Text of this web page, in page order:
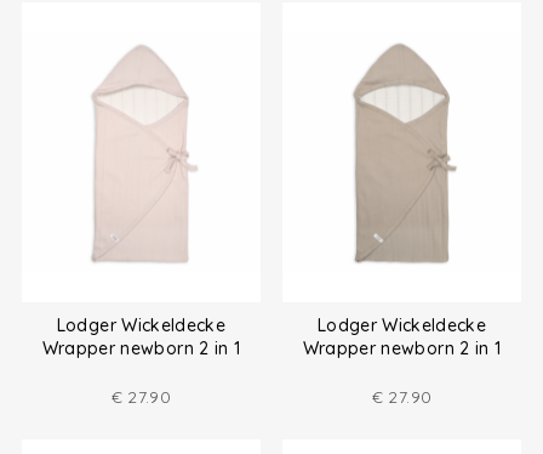
Lodger Wickeldecke
Wrapper newborn 2 in 1
€ 27.90
Lodger Wickeldecke
Wrapper newborn 2 in 1
€ 27.90